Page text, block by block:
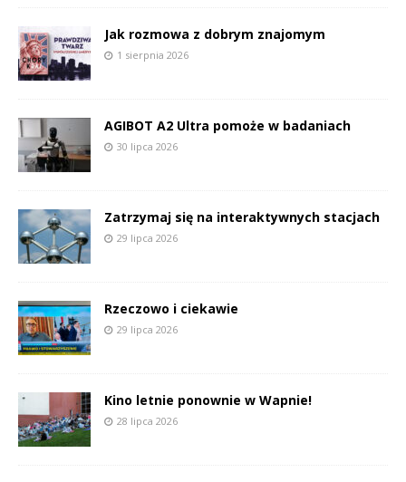
Jak rozmowa z dobrym znajomym
1 sierpnia 2026
AGIBOT A2 Ultra pomoże w badaniach
30 lipca 2026
Zatrzymaj się na interaktywnych stacjach
29 lipca 2026
Rzeczowo i ciekawie
29 lipca 2026
Kino letnie ponownie w Wapnie!
28 lipca 2026